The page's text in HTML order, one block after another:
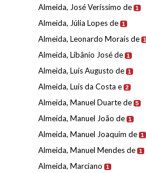
Almeida, José Veríssimo de 1
Almeida, Júlia Lopes de 1
Almeida, Leonardo Morais de 1
Almeida, Libânio José de 1
Almeida, Luís Augusto de 1
Almeida, Luís da Costa e 2
Almeida, Manuel Duarte de 5
Almeida, Manuel João de 1
Almeida, Manuel Joaquim de 1
Almeida, Manuel Mendes de 1
Almeida, Marciano 1